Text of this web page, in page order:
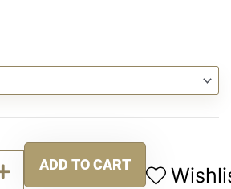
ADD TO CART